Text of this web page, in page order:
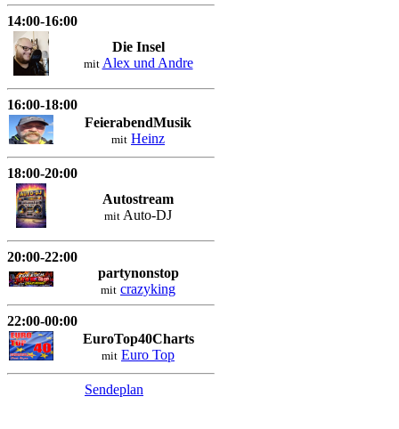
14:00-16:00
Die Insel
mit Alex und Andre
16:00-18:00
FeierabendMusik
mit Heinz
18:00-20:00
Autostream
mit Auto-DJ
20:00-22:00
partynonstop
mit crazyking
22:00-00:00
EuroTop40Charts
mit Euro Top
Sendeplan